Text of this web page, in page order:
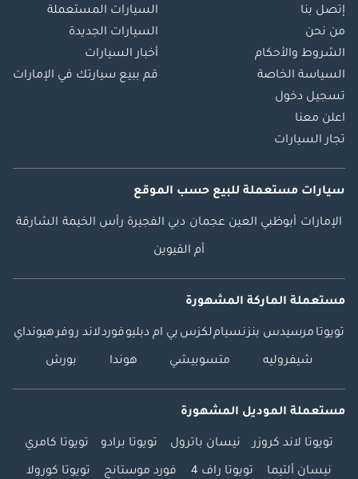
إتصل بنا
من نحن
الشروط والأحكام
السياسة الخاصة
تسجيل دخول
اعلن معنا
تجار السيارات
السيارات المستعملة
السيارات الجديدة
أخبار السيارات
قم ببيع سيارتك في الإمارات
سيارات مستعملة للبيع حسب الموقع
الإمارات أبوظبي العين عجمان دبي الفجيرة رأس الخيمة الشارقة
أم القيوين
مستعملة الماركة المشهورة
تويوتا مرسيدس بنزنسياملكزس بي ام دبليوفوردلاند روفرهيونداي
شيفروليه متسوبيشي هوندا بورش
مستعملة الموديل المشهورة
تويوتا لاند كروزر نيسان باترول تويوتا برادو تويوتا كامري
نيسان ألتيما تويوتا راف 4 فورد موستانج تويوتا كورولا